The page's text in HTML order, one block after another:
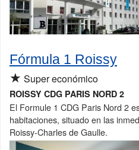
Fórmula 1 Roissy
★ Super económico
ROISSY CDG PARIS NORD 2
El Formule 1 CDG Paris Nord 2
habitaciones, situado en las
Roissy-Charles de Gaulle.